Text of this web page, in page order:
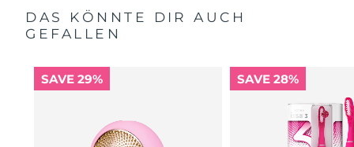
DAS KÖNNTE DIR AUCH
GEFALLEN
SAVE 29% SAVE 28%